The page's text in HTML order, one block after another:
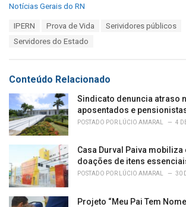
C
i
:
Notícias Gerais do RN
IPERN Prova de Vida
Serividores públicos
Servidores do Estado
Conteúdo Relacionado
Sindicato denuncia atraso
aposentados e
POSTADO POR LÚCIO AMARAL 4
Casa Durval Paiva mobiliza
doações de itens
POSTADO POR LÚCIO AMARAL 30
Projeto “Meu Pai Tem